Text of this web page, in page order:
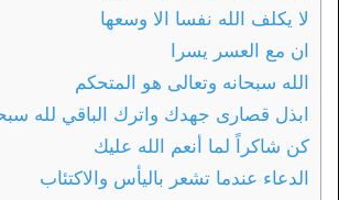
لا يكلف الله نفسا الا وسعها
ان مع العسر يسرا
الله سبحانه وتعالى هو المتحكم
ابذل قصارى جهدك واترك الباقي لله
كن شاكراً لما أنعم الله عليك
الدعاء عندما تشعر باليأس والاكتئاب